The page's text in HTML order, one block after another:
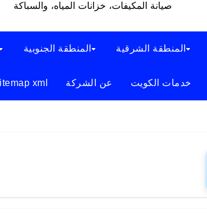
صيانة المكيفات، خزانات المياه، والسباكة
المنطقة الشرقية المنطقة الجنوبية
خدمات الكويت عن الشركة xml